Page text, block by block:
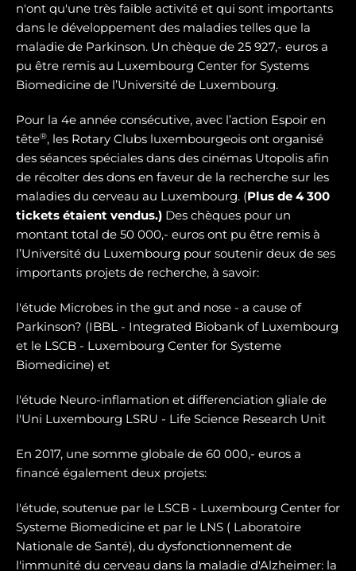
n'ont qu'une très faible activité et qui sont importants
dans le développement des maladies telles que la
maladie de Parkinson. Un chèque de 25 927,- euros a
pu être remis au Luxembourg Center for Systems
Biomedicine de l’Université de Luxembourg.
Pour la 4e année consécutive, avec l’action Espoir en
tête®, les Rotary Clubs luxembourgeois ont organisé
des séances spéciales dans des cinémas Utopolis afin
de récolter des dons en faveur de la recherche sur les
maladies du cerveau au Luxembourg. (Plus de 4 300
tickets étaient vendus.) Des chèques pour un
montant total de 50 000,- euros ont pu être remis à
l’Université du Luxembourg pour soutenir deux de ses
importants projets de recherche, à savoir:
l'étude Microbes in the gut and nose - a cause of
Parkinson? (IBBL - Integrated Biobank of Luxembourg
et le LSCB - Luxembourg Center for Systeme
Biomedicine) et
l'étude Neuro-inflamation et differenciation gliale de
l'Uni Luxembourg LSRU - Life Science Research Unit
En 2017, une somme globale de 60 000,- euros a
financé également deux projets:
l'étude, soutenue par le LSCB - Luxembourg Center for
Systeme Biomedicine et par le LNS ( Laboratoire
Nationale de Santé), du dysfonctionnement de
l'immunité du cerveau dans la maladie d'Alzheimer: la